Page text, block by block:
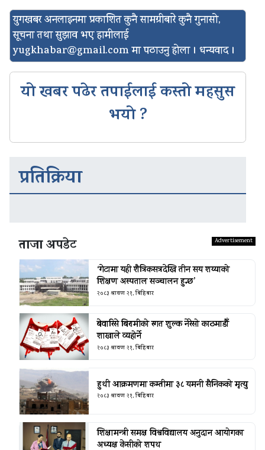
युगखबर अनलाइनमा प्रकाशित कुनै सामग्रीबारे कुनै गुनासो,
सूचना तथा सुझाव भए हामीलाई
yugkhabar@gmail.comमा पठाउनु होला । धन्यवाद ।
यो खबर पढेर तपाईलाई कस्तो महसुस
भयो ?
प्रतिक्रिया
ताजा अपडेट
‘गेटामा यही शैत्रिकसत्रदेखि तीन सय शय्याको
शिक्षण अस्पताल सञ्चालन हुन्छ’
२०८३ श्रावण २१, बिहिबार
बेवारिसे बिरामीको रगत शुल्क नेरेसो काठमाडौँ
शाखाले व्यहोर्ने
२०८३ श्रावण २१, बिहिबार
हुथी आक्रमणमा कम्तीमा ३८ यमनी सैनिकको मृत्यु
२०८३ श्रावण २१, बिहिबार
शिक्षामन्त्री समक्ष विश्वविद्यालय अनुदान आयोगका
अध्यक्ष केसीको शपथ